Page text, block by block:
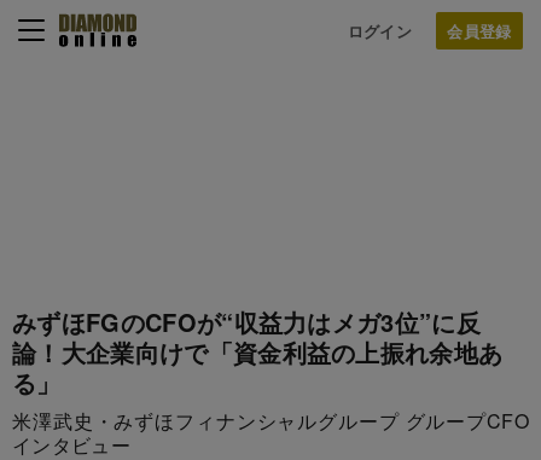
ログイン
みずほFGのCFOが“収益力はメガ3位”に反
論！大企業向けで「資金利益の上振れ余地あ
る」
米澤武史・みずほフィナンシャルグループ グループCFO
インタビュー